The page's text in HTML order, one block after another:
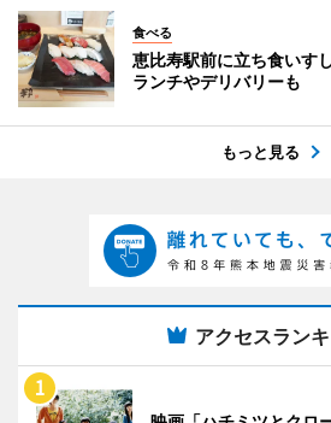
食べる
恵比寿駅前に立ち食いす
ランチやデリバリーも
もっと見る
アクセスラン